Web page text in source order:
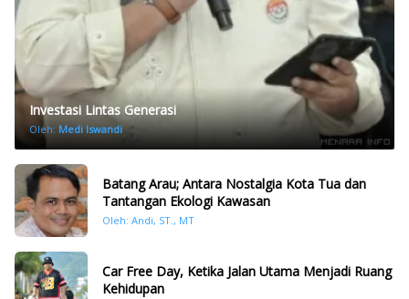
Investasi Lintas Generasi
Oleh: Medi Iswandi
Batang Arau; Antara Nostalgia Kota Tua dan
Tantangan Ekologi Kawasan
Oleh: Andi, ST., MT
Car Free Day, Ketika Jalan Utama Menjadi Ruang
Kehidupan